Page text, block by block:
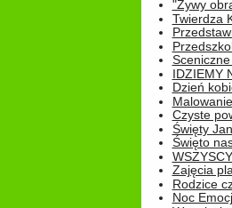
"Żywy
Twierdza
IDZIEMY
Dzień
Czyste
Święty
Święto
Zajęcia
Rodzice
Noc